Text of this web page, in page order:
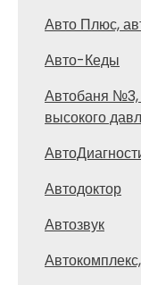
Авто Плюс,
Авто-Кеды
Автобаня №3,
высокого
Автодоктор
Автозвук